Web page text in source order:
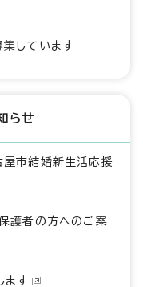
しています
らせ
市結婚新生活応援
護者の方へのご案
ます